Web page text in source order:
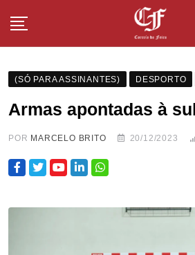
(SÓ PARA ASSINANTES) DESPORTO
Armas apontadas à
POR MARCELO BRITO 20/12/2023